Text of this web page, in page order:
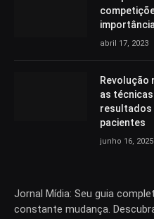
abril 17, 2023
Revolução
as
resultados
pacientes
junho 16, 2025
Jornal Mídia: Seu guia
constante mudança.